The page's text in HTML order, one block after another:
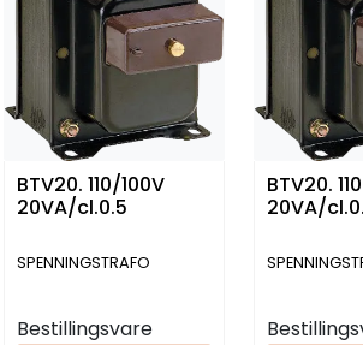
BTV20. 110/100V
20VA/cl.0.5
SPENNINGSTRAFO
Bestillingsvare
BTV20.
20VA/